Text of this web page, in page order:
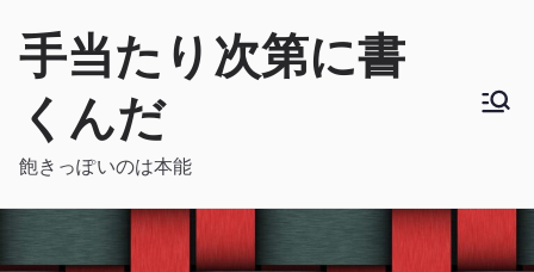
手当たり次第に書
くんだ
飽きっぽいのは本能